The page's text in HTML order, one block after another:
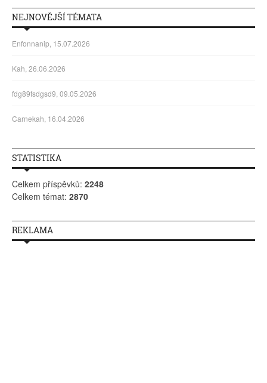
NEJNOVĚJŠÍ TÉMATA
Enfonnanip, 15.07.2026
Kah, 26.06.2026
fdg89fsdgsd9, 09.05.2026
Carnekah, 16.04.2026
STATISTIKA
Celkem příspěvků: 2248
Celkem témat: 2870
REKLAMA